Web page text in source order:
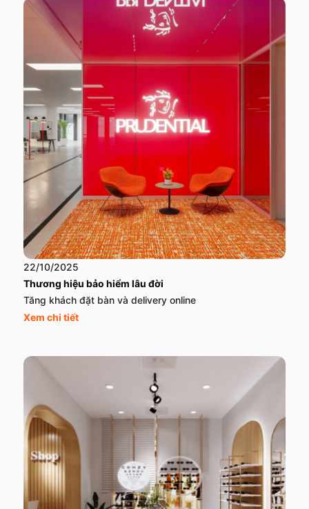
22/10/2025
Thương hiệu bảo hiểm lâu đời
Tăng khách đặt bàn và delivery online
Xem chi tiết